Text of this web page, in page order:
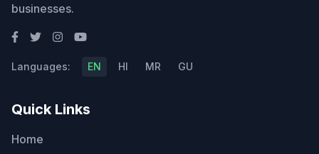
businesses.
Languages: EN HI MR GU
Quick Links
Home